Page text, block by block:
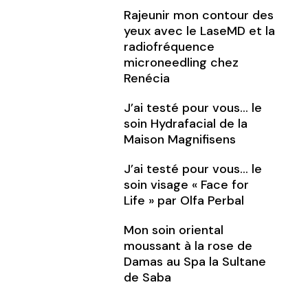
Rajeunir mon contour des
yeux avec le LaseMD et la
radiofréquence
microneedling chez
Renécia
J’ai testé pour vous… le
soin Hydrafacial de la
Maison Magnifisens
J’ai testé pour vous… le
soin visage « Face for
Life » par Olfa Perbal
Mon soin oriental
moussant à la rose de
Damas au Spa la Sultane
de Saba